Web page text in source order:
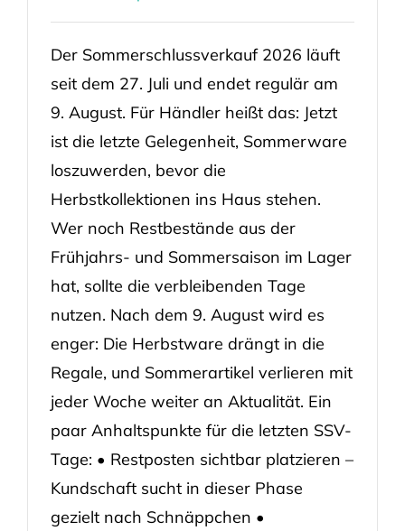
Der Sommerschlussverkauf 2026 läuft
seit dem 27. Juli und endet regulär am
9. August. Für Händler heißt das: Jetzt
ist die letzte Gelegenheit, Sommerware
loszuwerden, bevor die
Herbstkollektionen ins Haus stehen.
Wer noch Restbestände aus der
Frühjahrs- und Sommersaison im Lager
hat, sollte die verbleibenden Tage
nutzen. Nach dem 9. August wird es
enger: Die Herbstware drängt in die
Regale, und Sommerartikel verlieren mit
jeder Woche weiter an Aktualität. Ein
paar Anhaltspunkte für die letzten SSV-
Tage: • Restposten sichtbar platzieren –
Kundschaft sucht in dieser Phase
gezielt nach Schnäppchen •